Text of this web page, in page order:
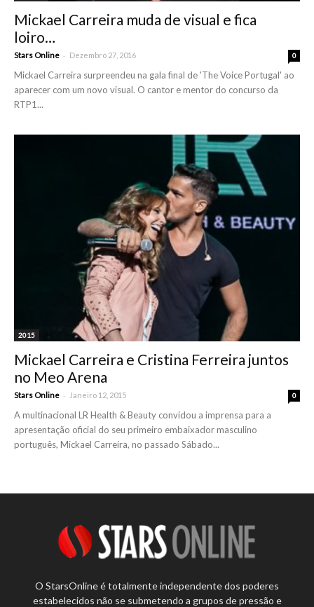
Mickael Carreira muda de visual e fica
loiro…
Stars Online - Dezembro 27, 2016 0
Mickael Carreira surpreendeu na gala final de 'The Voice Portugal' ao
aparecer com um novo visual. O cantor e mentor do concurso da
RTP1...
2015
Mickael Carreira e Cristina Ferreira juntos
no Meo Arena
Stars Online - Janeiro 12, 2015 0
A multinacional LR Health & Beauty convidou a imprensa para a
apresentação oficial do seu primeiro embaixador masculino
português, Mickael Carreira, no passado Sábado...
O StarsOnline é totalmente independente dos poderes
estabelecidos não se submetendo a grupos de pressão e